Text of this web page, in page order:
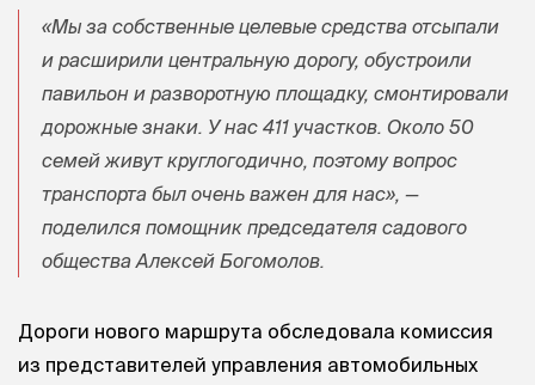
«Мы за собственные целевые средства отсыпали
и расширили центральную дорогу, обустроили
павильон и разворотную площадку, смонтировали
дорожные знаки. У нас 411 участков. Около 50
семей живут круглогодично, поэтому вопрос
транспорта был очень важен для нас», —
поделился помощник председателя садового
общества Алексей Богомолов.
Дороги нового маршрута обследовала комиссия
из представителей управления автомобильных